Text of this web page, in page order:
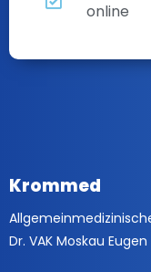
online
Krommed
Dr. VAK Moskau